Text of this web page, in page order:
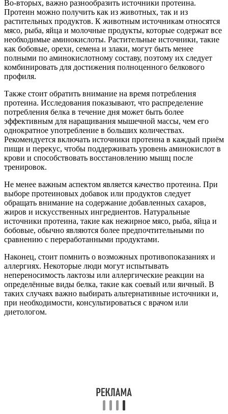
Во-вторых, важно разнообразить источники протеина.
Протеин можно получить как из животных, так и из
растительных продуктов. К животным источникам относятся
мясо, рыба, яйца и молочные продукты, которые содержат все
необходимые аминокислоты. Растительные источники, такие
как бобовые, орехи, семена и злаки, могут быть менее
полными по аминокислотному составу, поэтому их следует
комбинировать для достижения полноценного белкового
профиля.
Также стоит обратить внимание на время потребления
протеина. Исследования показывают, что распределение
потребления белка в течение дня может быть более
эффективным для наращивания мышечной массы, чем его
однократное употребление в больших количествах.
Рекомендуется включать источники протеина в каждый приём
пищи и перекус, чтобы поддерживать уровень аминокислот в
крови и способствовать восстановлению мышц после
тренировок.
Не менее важным аспектом является качество протеина. При
выборе протеиновых добавок или продуктов следует
обращать внимание на содержание добавленных сахаров,
жиров и искусственных ингредиентов. Натуральные
источники протеина, такие как нежирное мясо, рыба, яйца и
бобовые, обычно являются более предпочтительными по
сравнению с переработанными продуктами.
Наконец, стоит помнить о возможных противопоказаниях и
аллергиях. Некоторые люди могут испытывать
непереносимость лактозы или аллергические реакции на
определённые виды белка, такие как соевый или яичный. В
таких случаях важно выбирать альтернативные источники и,
при необходимости, консультироваться с врачом или
диетологом.